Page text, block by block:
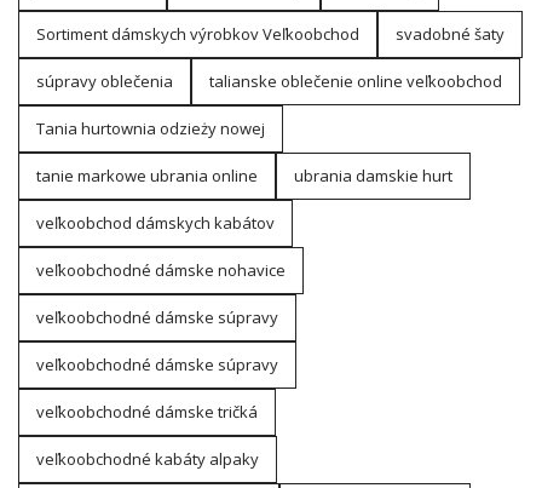
Sortiment dámskych výrobkov Veľkoobchod svadobné šaty
súpravy oblečenia talianske oblečenie online veľkoobchod
Tania hurtownia odzieży nowej
tanie markowe ubrania online ubrania damskie hurt
veľkoobchod dámskych kabátov
veľkoobchodné dámske nohavice
veľkoobchodné dámske súpravy
veľkoobchodné dámske súpravy
veľkoobchodné dámske tričká
veľkoobchodné kabáty alpaky